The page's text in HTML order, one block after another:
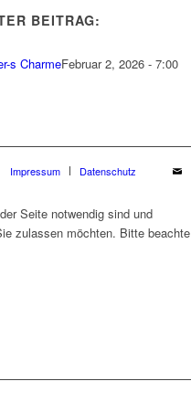
BEITRAG:
s CharmeFebruar 2, 2026 - 7:00
Impressum Datenschutz
Seite notwendig sind und
zulassen möchten. Bitte beachte